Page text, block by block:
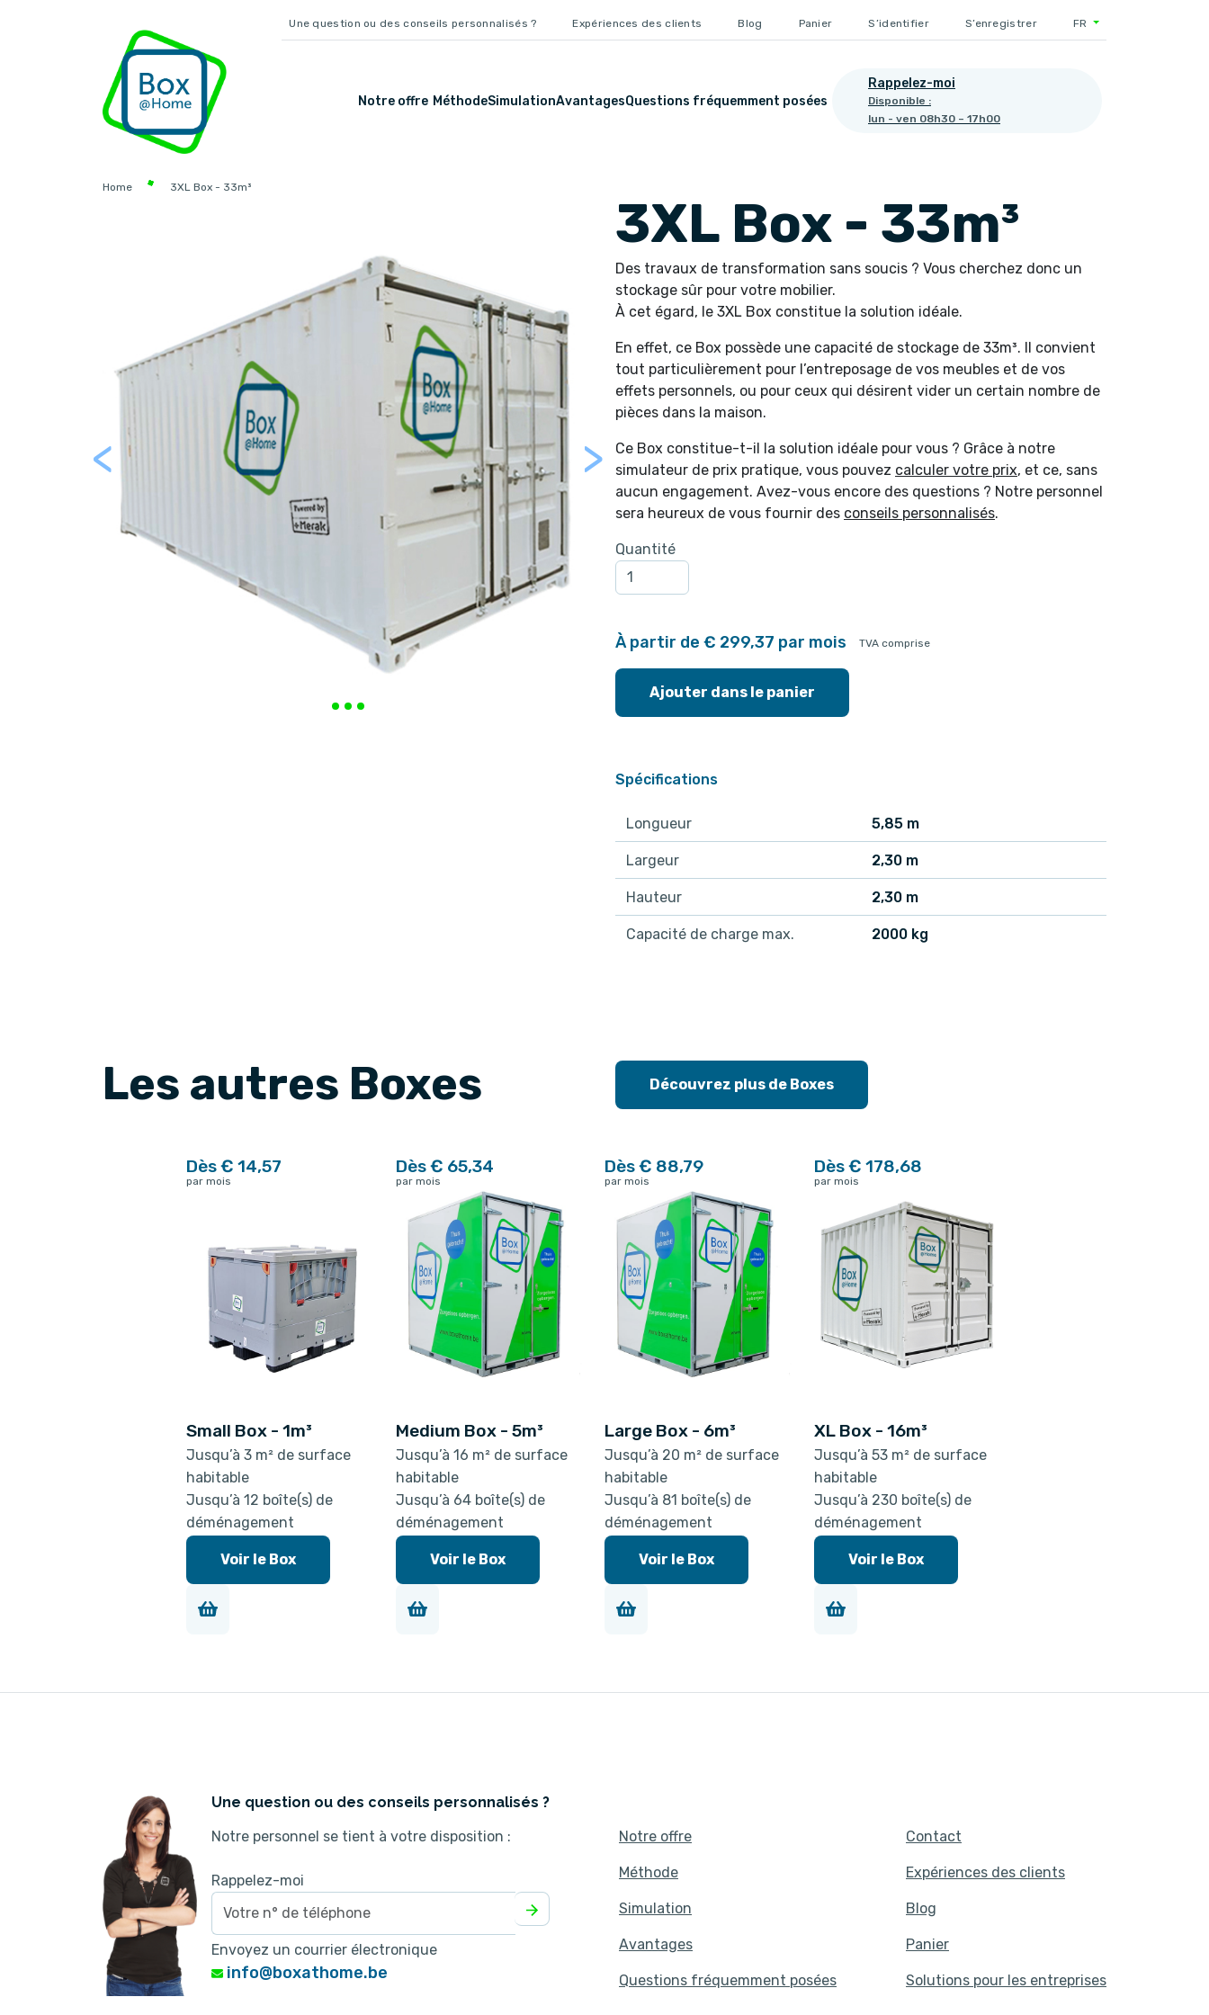
Une question ou des conseils personnalisés ? Expériences des clients Blog Panier S’identifier S’enregistrer FR
Notre offre MéthodeSimulationAvantagesQuestions fréquemment posées
Rappelez-moi
Disponible :
lun - ven 08h30 – 17h00
Home 3XL Box - 33m³
< Next >
3XL Box - 33m³
Des travaux de transformation sans soucis ? Vous cherchez donc un
stockage sûr pour votre mobilier.
À cet égard, le 3XL Box constitue la solution idéale.
En effet, ce Box possède une capacité de stockage de 33m³. Il convient
tout particulièrement pour l’entreposage de vos meubles et de vos
effets personnels, ou pour ceux qui désirent vider un certain nombre de
pièces dans la maison.
Ce Box constitue-t-il la solution idéale pour vous ? Grâce à notre
simulateur de prix pratique, vous pouvez calculer votre prix, et ce, sans
aucun engagement. Avez-vous encore des questions ? Notre personnel
sera heureux de vous fournir des conseils personnalisés.
Quantité
À partir de € 299,37 par mois TVA comprise
Ajouter dans le panier
Spécifications
Longueur 5,85 m
Largeur 2,30 m
Hauteur 2,30 m
Capacité de charge max. 2000 kg
Les autres Boxes Découvrez plus de Boxes
Dès € 14,57
par mois
Small Box - 1m³
Jusqu’à 3 m² de surface
habitable
Jusqu’à 12 boîte(s) de
déménagement
Voir le Box
Dès € 65,34
par mois
Medium Box - 5m³
Jusqu’à 16 m² de surface
habitable
Jusqu’à 64 boîte(s) de
déménagement
Voir le Box
Dès € 88,79
par mois
Large Box - 6m³
Jusqu’à 20 m² de surface
habitable
Jusqu’à 81 boîte(s) de
déménagement
Voir le Box
Dès € 178,68
par mois
XL Box - 16m³
Jusqu’à 53 m² de surface
habitable
Jusqu’à 230 boîte(s) de
déménagement
Voir le Box
Une question ou des conseils personnalisés ?
Notre personnel se tient à votre disposition :
Rappelez-moi
Envoyez un courrier électronique
info@boxathome.be
Notre offre
Méthode
Simulation
Avantages
Questions fréquemment posées
Contact
Expériences des clients
Blog
Panier
Solutions pour les entreprises